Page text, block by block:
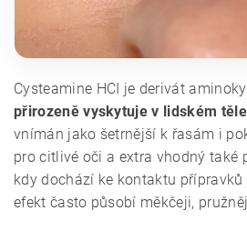
Cysteamine HCI je derivát
přirozeně vyskytuje v lidském těle
vnímán jako šetrnější k řasám i
pro citlivé oči a extra vhodný také
kdy dochází ke kontaktu
efekt často působí měkčeji,